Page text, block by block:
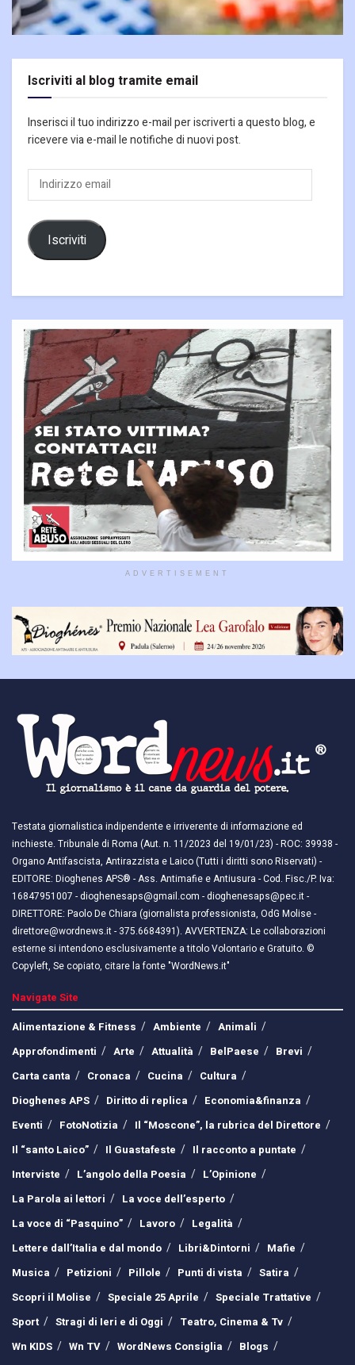
Iscriviti al blog tramite email
Inserisci il tuo indirizzo e-mail per iscriverti a questo blog, e
ricevere via e-mail le notifiche di nuovi post.
Indirizzo
email
Iscriviti
ADVERTISEMENT
Testata giornalistica indipendente e irriverente di informazione ed
inchieste. Tribunale di Roma (Aut. n. 11/2023 del 19/01/23) - ROC: 39938 -
Organo Antifascista, Antirazzista e Laico (Tutti i diritti sono Riservati) -
EDITORE: Dioghenes APS® - Ass. Antimafie e Antiusura - Cod. Fisc./P. Iva:
16847951007 - dioghenesaps@gmail.com - dioghenesaps@pec.it - ​​
DIRETTORE: Paolo De Chiara (giornalista professionista, OdG Molise -
direttore@wordnews.it - ​​375.6684391). AVVERTENZA: Le collaborazioni
esterne si intendono esclusivamente a titolo Volontario e Gratuito. ©
Copyleft, Se copiato, citare la fonte "WordNews.it"
Navigate Site
Alimentazione & Fitness
Ambiente
Animali
Approfondimenti
Arte Attualità BelPaese
Brevi
Carta canta
Cronaca Cucina
Cultura
Dioghenes APS
Diritto di replica
Economia&finanza
Eventi
FotoNotizia
Il “Moscone”, la rubrica del Direttore
Il “santo Laico”
Il Guastafeste
Il racconto a puntate
Interviste
L’angolo della Poesia
L’Opinione
La Parola ai lettori
La voce dell’esperto
La voce di “Pasquino”
Lavoro
Legalità
Lettere dall’Italia e dal mondo
Libri&Dintorni
Mafie
Musica
Petizioni Pillole Punti di vista
Satira
Scopri il Molise
Speciale 25 Aprile
Speciale Trattative
Sport
Stragi di Ieri e di Oggi
Teatro, Cinema & Tv
Wn KIDS
Wn TV WordNews Consiglia
Blogs